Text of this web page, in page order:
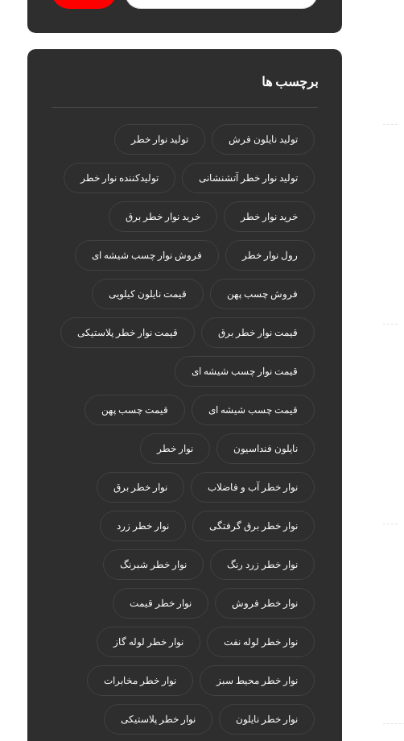
برچسب ها
تولید نایلون فرش تولید نوار خطر
تولید نوار خطر آتشنشانی تولیدکننده نوار خطر
خرید نوار خطر خرید نوار خطر برق
رول نوار خطر فروش نوار چسب شیشه ای
فروش چسب پهن قیمت نایلون کیلویی
قیمت نوار خطر برق قیمت نوار خطر پلاستیکی
قیمت نوار چسب شیشه ای
قیمت چسب شیشه ای قیمت چسب پهن
نایلون فنداسیون نوار خطر
نوار خطر آب و فاضلاب نوار خطر برق
نوار خطر برق گرفتگی نوار خطر زرد
نوار خطر زرد رنگ نوار خطر شبرنگ
نوار خطر فروش نوار خطر قیمت
نوار خطر لوله نفت نوار خطر لوله گاز
نوار خطر محیط سبز نوار خطر مخابرات
نوار خطر نایلون نوار خطر پلاستیکی